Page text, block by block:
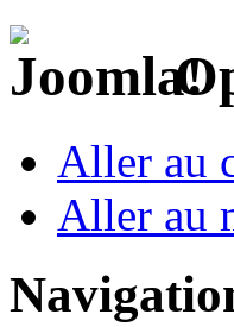
Aller au
Aller au